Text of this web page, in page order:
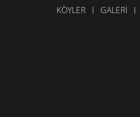
KÖYLER GALERI